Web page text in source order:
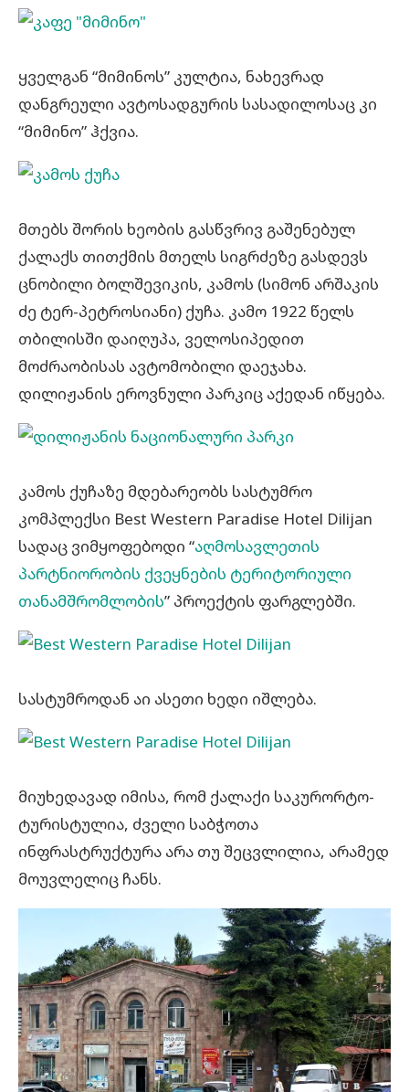
ყველგან “მიმინოს” კულტია, ნახევრად
დანგრეული ავტოსადგურის სასადილოსაც კი
“მიმინო” ჰქვია.
მთებს შორის ხეობის გასწვრივ გაშენებულ
ქალაქს თითქმის მთელს სიგრძეზე გასდევს
ცნობილი ბოლშევიკის, კამოს (სიმონ არშაკის
ძე ტერ-პეტროსიანი) ქუჩა. კამო 1922 წელს
თბილისში დაიღუპა, ველოსიპედით
მოძრაობისას ავტომობილი დაეჯახა.
დილიჟანის ეროვნული პარკიც აქედან იწყება.
კამოს ქუჩაზე მდებარეობს სასტუმრო
კომპლექსი Best Western Paradise Hotel Dilijan
სადაც ვიმყოფებოდი “აღმოსავლეთის
პარტნიორობის ქვეყნების ტერიტორიული
თანამშრომლობის” პროექტის ფარგლებში.
სასტუმროდან აი ასეთი ხედი იშლება.
მიუხედავად იმისა, რომ ქალაქი საკურორტო-
ტურისტულია, ძველი საბჭოთა
ინფრასტრუქტურა არა თუ შეცვლილია, არამედ
მოუვლელიც ჩანს.